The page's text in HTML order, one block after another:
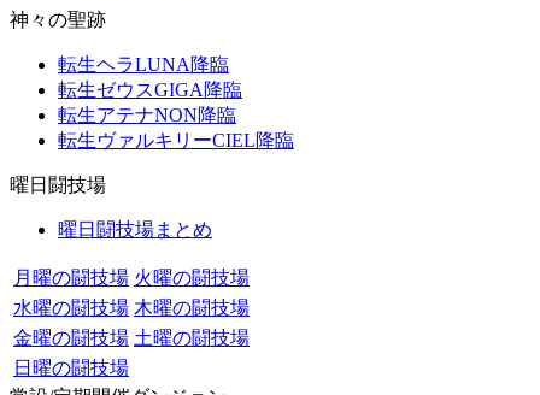
神々の聖跡
転生ヘラLUNA降臨
転生ゼウスGIGA降臨
転生アテナNON降臨
転生ヴァルキリーCIEL降臨
曜日闘技場
曜日闘技場まとめ
月曜の闘技場 火曜の闘技場
水曜の闘技場 木曜の闘技場
金曜の闘技場 土曜の闘技場
日曜の闘技場